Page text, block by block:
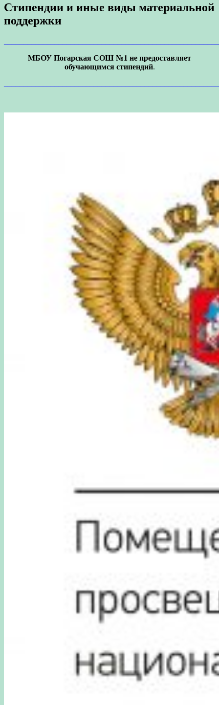
Стипендии и иные виды материальной
поддержки
МБОУ Погарская СОШ №1 не предоставляет
обучающимся стипендий.